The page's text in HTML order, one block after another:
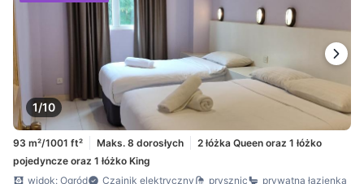
1/10
93 m²/1001 ft² Maks. 8 dorosłych
2 łóżka Queen oraz 1 łóżko
pojedyncze oraz 1 łóżko King
widok: Ogród
Czajnik elektryczny prysznic
prywatna łazienka